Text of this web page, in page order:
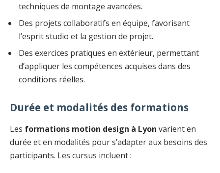
techniques de montage avancées.
Des projets collaboratifs en équipe, favorisant
l’esprit studio et la gestion de projet.
Des exercices pratiques en extérieur, permettant
d’appliquer les compétences acquises dans des
conditions réelles.
Durée et modalités des formations
Les formations motion design à Lyon varient en
durée et en modalités pour s’adapter aux besoins des
participants. Les cursus incluent :